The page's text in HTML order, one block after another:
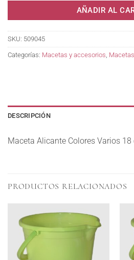
AÑADIR AL
SKU: 509045
Categorías: Macetas y accesorios,
DESCRIPCIÓN
Maceta Alicante Colores Varios 18
PRODUCTOS RELACIONADOS